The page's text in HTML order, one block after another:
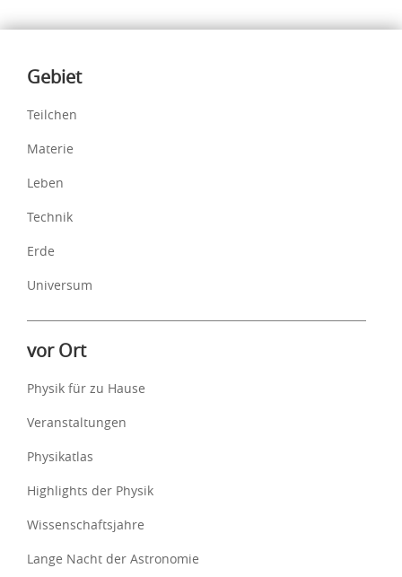
Inhalte
Gebiet
Teilchen
Materie
Leben
Technik
Erde
Universum
vor Ort
Physik für zu Hause
Veranstaltungen
Physikatlas
Highlights der Physik
Wissenschaftsjahre
Lange Nacht der Astronomie